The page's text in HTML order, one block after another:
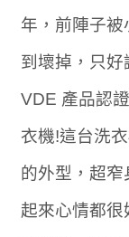
年，前陣子
到壞掉，只好
VDE 產品認
衣機!這台洗
的外型，超窄
起來心情都